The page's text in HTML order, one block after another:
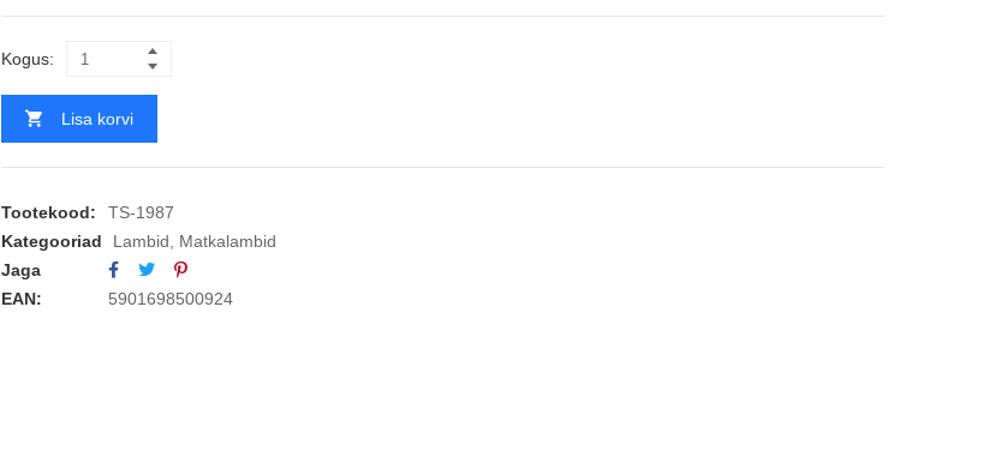
Kogus:
Lisa korvi
Tootekood:
TS-1987
Kategooriad
Lambid, Matkalambid
Jaga
EAN:
5901698500924